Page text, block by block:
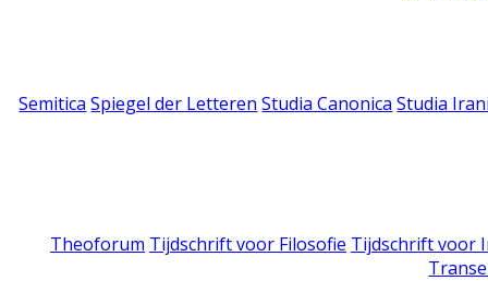
Semitica Spiegel der Letteren Studia Canonica Studia
Theoforum Tijdschrift voor Filosofie Tijdschrift voor